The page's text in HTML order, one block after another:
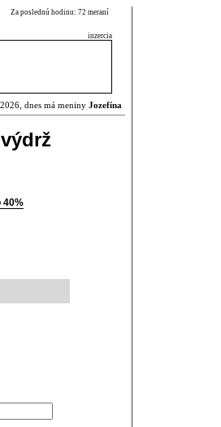
Za poslednú hodinu: 72 meraní
inzercia
dnes má meniny Jozefína
40%